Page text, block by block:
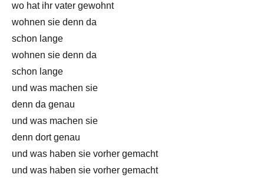
wo hat ihr vater gewohnt
wohnen sie denn da
schon lange
wohnen sie denn da
schon lange
und was machen sie
denn da genau
und was machen sie
denn dort genau
und was haben sie vorher gemacht
und was haben sie vorher gemacht